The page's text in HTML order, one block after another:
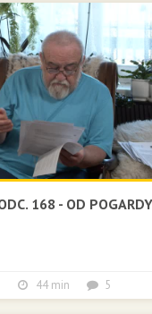
168 - OD POGARDY
44 min 5